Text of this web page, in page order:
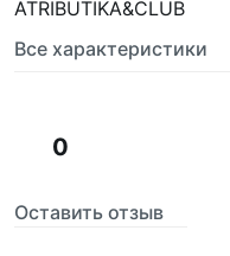
ATRIBUTIKA&CLUB
Все характеристики
0
Оставить отзыв